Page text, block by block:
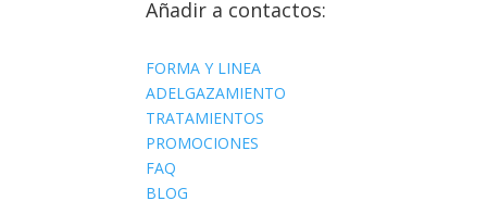
Añadir a contactos:
FORMA Y LINEA
ADELGAZAMIENTO
TRATAMIENTOS
PROMOCIONES
FAQ
BLOG